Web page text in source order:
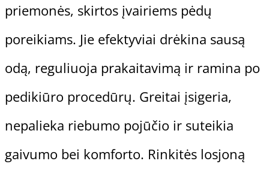
priemonės, skirtos įvairiems pėdų
poreikiams. Jie efektyviai drėkina sausą
odą, reguliuoja prakaitavimą ir ramina po
pedikiūro procedūrų. Greitai įsigeria,
nepalieka riebumo pojūčio ir suteikia
gaivumo bei komforto. Rinkitės losjoną